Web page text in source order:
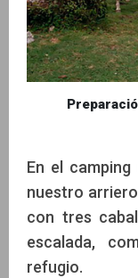
En el
nuestro
con tres
escalada,
refugio.